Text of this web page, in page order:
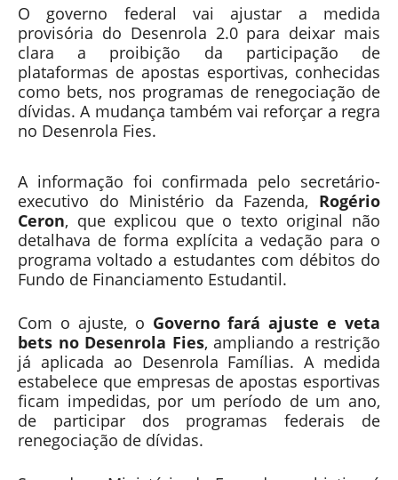
O governo federal vai ajustar a medida
provisória do Desenrola 2.0 para deixar mais
clara a proibição da participação de
plataformas de apostas esportivas, conhecidas
como bets, nos programas de renegociação de
dívidas. A mudança também vai reforçar a regra
no Desenrola Fies.
P
b
c
a
d
e
A informação foi confirmada pelo secretário-
executivo do Ministério da Fazenda, Rogério
Ceron, que explicou que o texto original não
detalhava de forma explícita a vedação para o
programa voltado a estudantes com débitos do
Fundo de Financiamento Estudantil.
Com o ajuste, o Governo fará ajuste e veta
bets no Desenrola Fies, ampliando a restrição
já aplicada ao Desenrola Famílias. A medida
estabelece que empresas de apostas esportivas
ficam impedidas, por um período de um ano,
de participar dos programas federais de
renegociação de dívidas.